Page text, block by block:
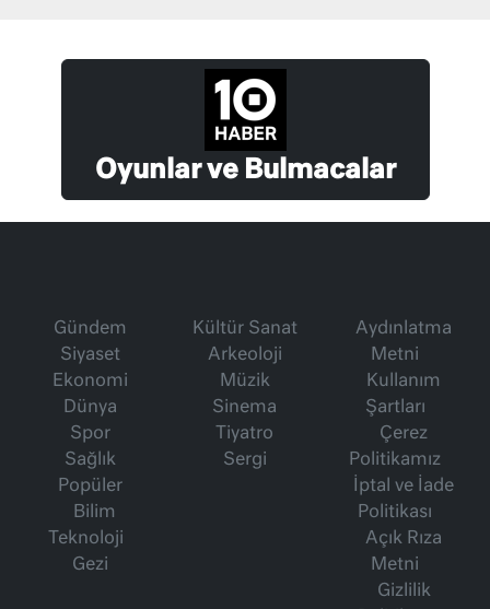
Oyunlar ve Bulmacalar
Gündem
Siyaset
Ekonomi
Dünya
Spor
Sağlık
Popüler
Bilim
Teknoloji
Gezi
Kültür Sanat
Arkeoloji
Müzik
Sinema
Tiyatro
Sergi
Aydınlatma
Metni
Kullanım
Şartları
Çerez
Politikamız
İptal ve İade
Politikası
Açık Rıza
Metni
Gizlilik